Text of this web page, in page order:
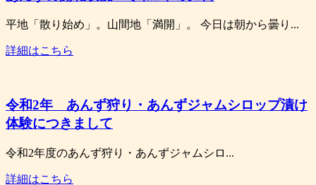
平地「散り始め」。山間地「満開」。 今日は朝から曇り...
詳細はこちら
令和2年 あんず狩り・あんずジャムシロップ漬け
体験につきまして
令和2年度のあんず狩り・あんずジャムシロ...
詳細はこちら